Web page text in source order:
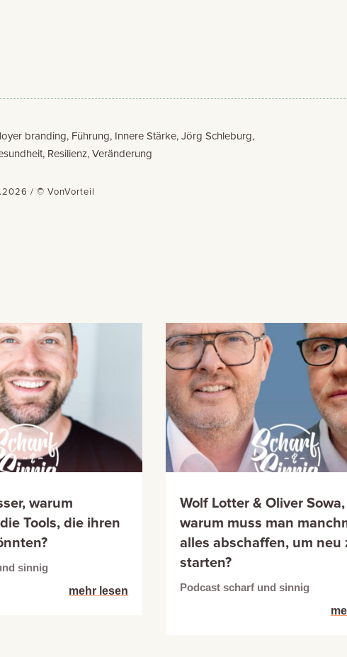
branding, Führung, Innere Stärke, Jörg Schleburg,
Resilienz, Veränderung
/ © VonVorteil
warum
Tools, die ihren
sinnig
mehr lesen
Wolf Lotter & Oliver Sowa,
warum muss man
alles abschaffen, um neu
starten?
Podcast scharf und sinnig